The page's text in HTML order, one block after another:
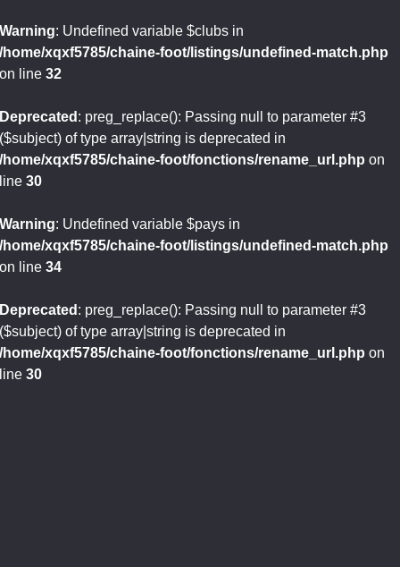
Warning: Undefined variable $clubs in
/home/xqxf5785/chaine-foot/listings/undefined-match.php
on line 32
Deprecated : preg_replace(): Passing null to parameter #3
($subject) of type array|string is deprecated in
/home/xqxf5785/chaine-foot/fonctions/rename_url.php on
line 30
Warning: Undefined variable $pays in
/home/xqxf5785/chaine-foot/listings/undefined-match.php
on line 34
Deprecated : preg_replace(): Passing null to parameter #3
($subject) of type array|string is deprecated in
/home/xqxf5785/chaine-foot/fonctions/rename_url.php on
line 30